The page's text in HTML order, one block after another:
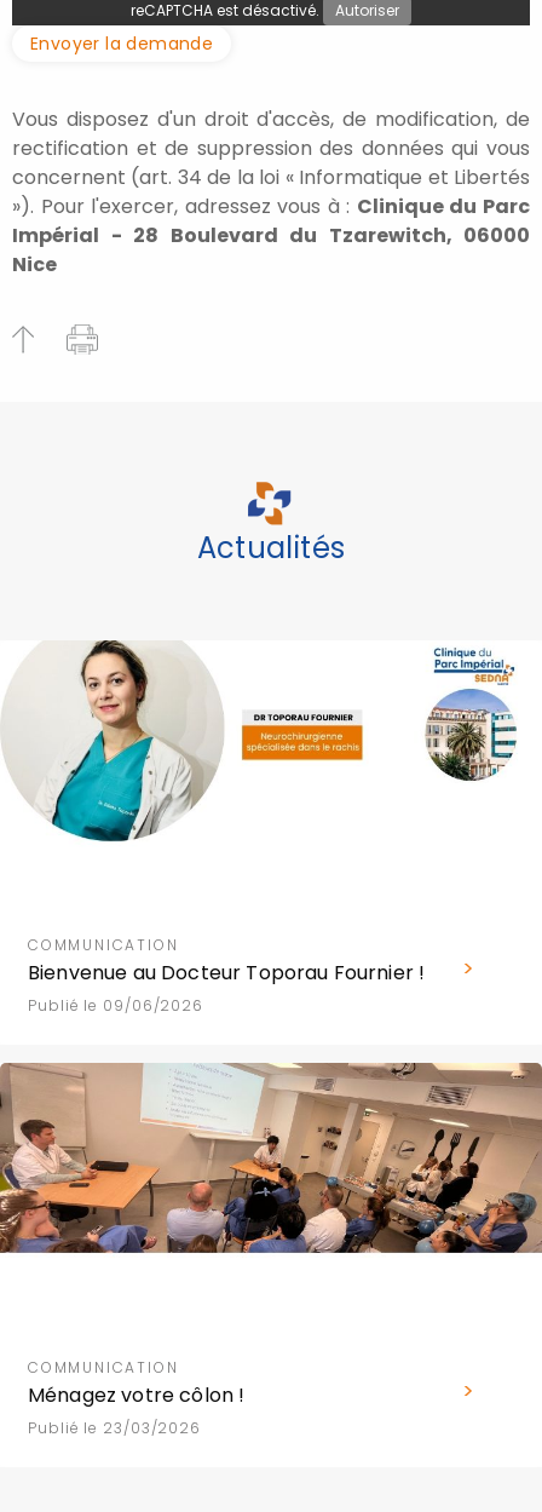
reCAPTCHA est désactivé. Autoriser
Envoyer la demande
Vous disposez d'un droit d'accès, de modification, de
rectification et de suppression des données qui vous
concernent (art. 34 de la loi « Informatique et Libertés
»). Pour l'exercer, adressez vous à : Clinique du Parc
Impérial - 28 Boulevard du Tzarewitch, 06000
Nice
Actualités
COMMUNICATION
Bienvenue au Docteur Toporau Fournier !
Publié le 09/06/2026
COMMUNICATION
Ménagez votre côlon !
Publié le 23/03/2026